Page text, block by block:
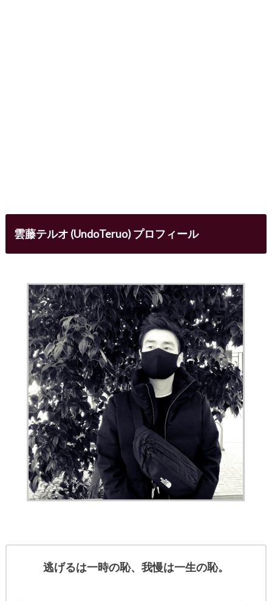
雲藤テルオ (UndoTeruo) プロフィール
逃げるは一時の恥、我慢は一生の恥。